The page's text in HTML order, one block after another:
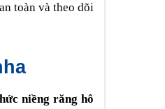
toàn và theo dõi
niềng răng hô